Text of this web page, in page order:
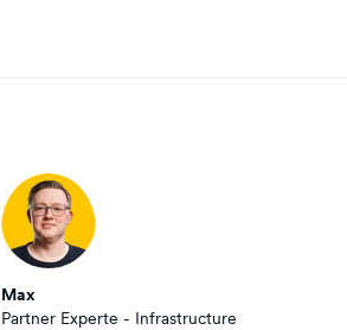
Max
Partner Experte - Infrastructure